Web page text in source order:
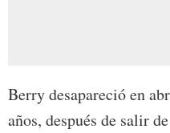
Berry desapareció en
años, después de salir